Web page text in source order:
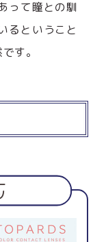
って瞳との馴
るということ
す。